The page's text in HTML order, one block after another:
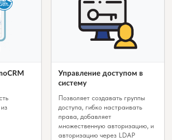
Управление доступом в
систему
Позволяет создавать группы
доступа, гибко настраивать
права, добавляет
множественную авторизацию, и
авторизацию через LDAP